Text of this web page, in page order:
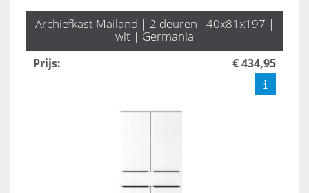
Archiefkast Mailand | 2 deuren |40x81x197 |
wit | Germania
Prijs: € 434,95